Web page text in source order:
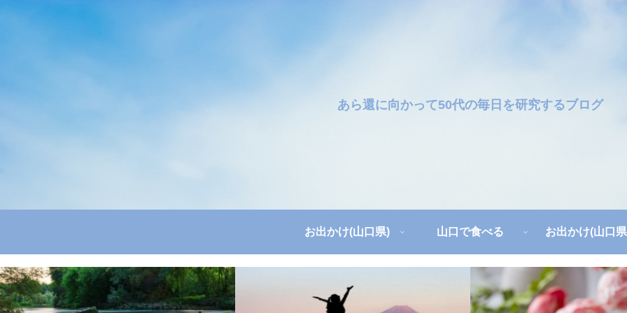
あら還に向かって50代の毎日を研究するブログ
お出かけ(山口県) 山口で食べる お出かけ(山口